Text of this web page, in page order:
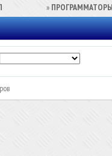
» ПРОГРАММАТОРЫ